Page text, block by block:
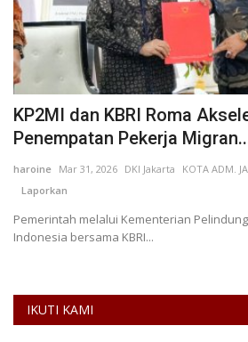
KP2MI dan KBRI Roma
Penempatan Pekerja
haroine Mar 31, 2026 DKI Jakarta KOTA ADM.
Laporkan
Pemerintah melalui Kementerian
Indonesia bersama KBRI...
IKUTI KAMI